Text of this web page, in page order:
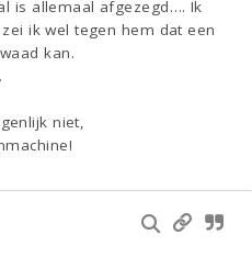
is allemaal afgezegd…. Ik
ik wel tegen hem dat een
kan.
niet,